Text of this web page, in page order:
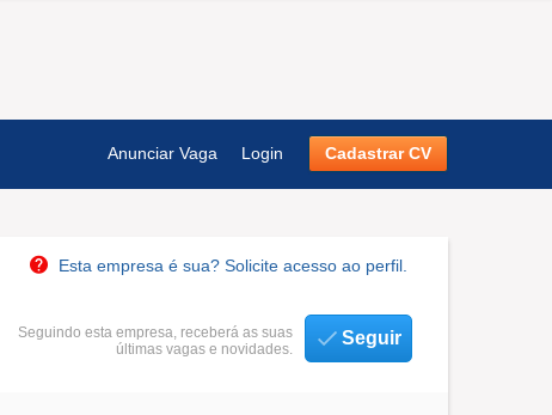
Anunciar Vaga Login Cadastrar CV
Esta empresa é sua? Solicite acesso ao perfil.
Seguindo esta empresa, receberá as suas
últimas vagas e novidades.
Seguir